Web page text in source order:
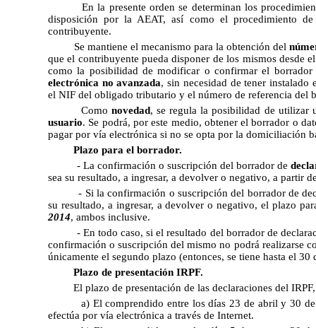
En la presente orden se determinan los
disposición por la AEAT, así como el procedimiento
contribuyente.
Se mantiene el mecanismo para la obtención del
que el contribuyente pueda disponer de los mismos desde
como la posibilidad de modificar o confirmar el
electrónica no avanzada, sin necesidad de tener instalado
el NIF del obligado tributario y el número de referencia del
Como novedad, se regula la posibilidad de utilizar
usuario. Se podrá, por este medio, obtener el borrador o
pagar por vía electrónica si no se opta por la domiciliación
Plazo para el borrador.
- La confirmación o suscripción del borrador de
sea su resultado, a ingresar, a devolver o negativo, a partir
- Si la confirmación o suscripción del borrador de
su resultado, a ingresar, a devolver o negativo, el plazo
2014, ambos inclusive.
- En todo caso, si el resultado del borrador de
confirmación o suscripción del mismo no podrá realizarse
únicamente el segundo plazo (entonces, se tiene hasta el
Plazo de presentación IRPF.
El plazo de presentación de las declaraciones del
a) El comprendido entre los días 23 de abril y 30
efectúa por vía electrónica a través de Internet.